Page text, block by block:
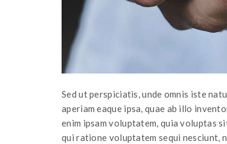
Sed ut perspiciatis, unde omnis iste
aperiam eaque ipsa, quae ab illo
enim ipsam voluptatem, quia voluptas
qui ratione voluptatem sequi nesciunt,